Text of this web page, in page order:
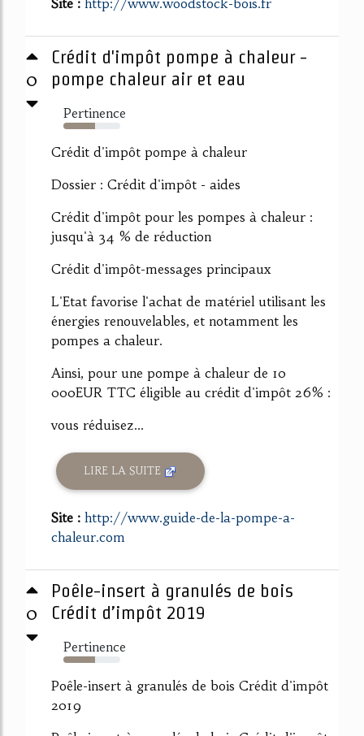
0
Crédit d'impôt pompe à chaleur -
pompe chaleur air et eau
Pertinence
55%
Crédit d'impôt pompe à chaleur
Dossier : Crédit d'impôt - aides
Crédit d'impôt pour les pompes à chaleur :
jusqu'à 34 % de réduction
Crédit d'impôt-messages principaux
L'Etat favorise l'achat de matériel utilisant les
énergies renouvelables, et notamment les
pompes a chaleur.
Ainsi, pour une pompe à chaleur de 10
000EUR TTC éligible au crédit d'impôt 26% :
vous réduisez...
LIRE LA SUITE
Site : http://www.guide-de-la-pompe-a-
chaleur.com
0
Poêle-insert à granulés de bois
Crédit d’impôt 2019
Pertinence
55%
Poêle-insert à granulés de bois Crédit d'impôt
2019